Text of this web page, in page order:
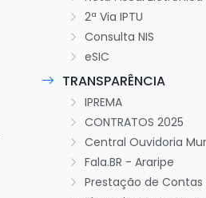
2ª Via IPTU
Consulta NIS
eSIC
TRANSPARÊNCIA
IPREMA
CONTRATOS 2025
Central Ouvidoria
Fala.BR - Araripe
Prestação de Contas